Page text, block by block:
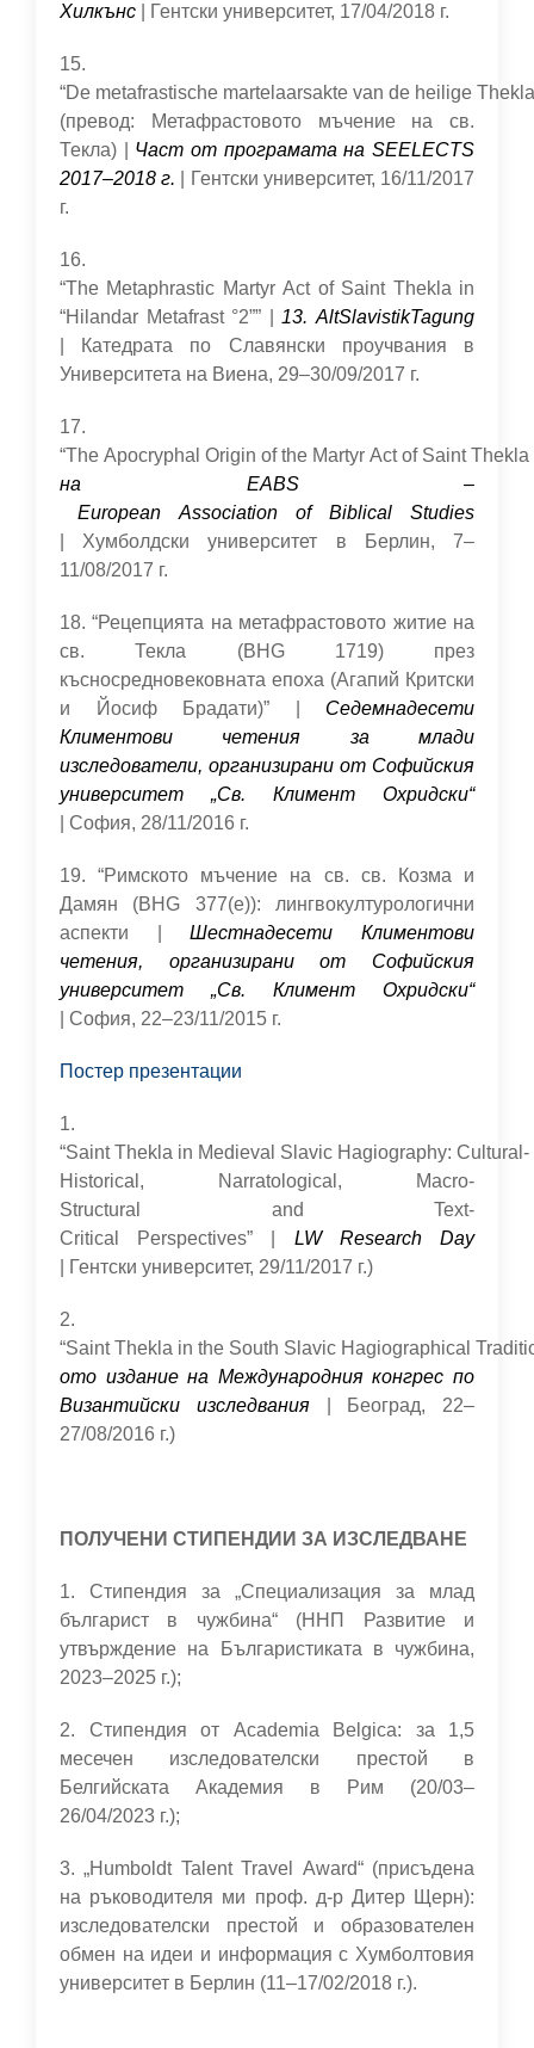
Хилкънс
| Гентски университет, 17/04/2018 г.
15.
“De metafrastische martelaarsakte van de heilige
(превод: Метафрастовото мъчение на cв.
Текла) |
Част от програмата на SEELECTS
2017–2018 г. | Гентски университет, 16/11/2017
г.
16.
“The Metaphrastic Martyr Act of Saint Thekla in
“Hilandar Metafrast °2”” | 13. AltSlavistikTagung
| Катедрата по Славянски проучвания в
Университета на Виена, 29–30/09/2017 г.
17.
“The Apocryphal Origin of the Martyr Act of Saint
на EABS –
European Association of Biblical Studies
| Хумболдски университет в Берлин, 7–
11/08/2017 г.
18. “Рецепцията на метафрастовото житие на
св. Текла (BHG 1719) през
късносредновековната епоха (Агапий Критски
и Йосиф Брадати)” | Седемнадесети
Климентови четения за млади
изследователи, организирани от Софийския
университет „Св. Климент Охридски“
| София, 28/11/2016 г.
19. “Римското мъчение на св. св. Козма и
Дамян (BHG 377(e)): лингвокултурологични
аспекти |Шестнадесети Климентови
четения, организирани от Софийския
университет „Св. Климент Охридски“
| София, 22–23/11/2015 г.
Постер презентации
1.
“Saint Thekla in Medieval Slavic Hagiography: Cultural-
Historical, Narratological, Macro-
Structural and Text-
Critical Perspectives” | LW Research Day
| Гентски университет, 29/11/2017 г.)
2.
“Saint Thekla in the South Slavic Hagiographical
ото издание на Международния конгрес по
Византийски изследвания| Београд, 22–
27/08/2016 г.)
ПОЛУЧЕНИ СТИПЕНДИИ ЗА ИЗСЛЕДВАНЕ
1. Стипендия за „Специализация за млад
българист в чужбина“ (ННП Развитие и
утвърждение на Българистиката в чужбина,
2023–2025 г.);
2. Стипендия от Academia Belgica: за 1,5
месечен изследователски престой в
Белгийската Aкaдемия в Рим (20/03–
26/04/2023 г.);
3. „Humboldt Talent Travel Award“ (присъдена
на ръководителя ми проф. д-р Дитер Щерн):
изследователски престой и образователен
обмен на идеи и информация с Хумболтовия
университет в Берлин (11–17/02/2018 г.).